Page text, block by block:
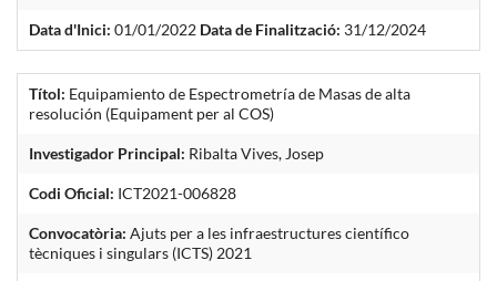
Data d'Inici: 01/01/2022 Data de Finalització: 31/12/2024
Títol: Equipamiento de Espectrometría de Masas de alta
resolución (Equipament per al COS)
Investigador Principal: Ribalta Vives, Josep
Codi Oficial: ICT2021-006828
Convocatòria: Ajuts per a les infraestructures científico
tècniques i singulars (ICTS) 2021